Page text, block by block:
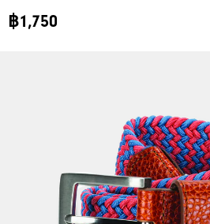
฿1,750